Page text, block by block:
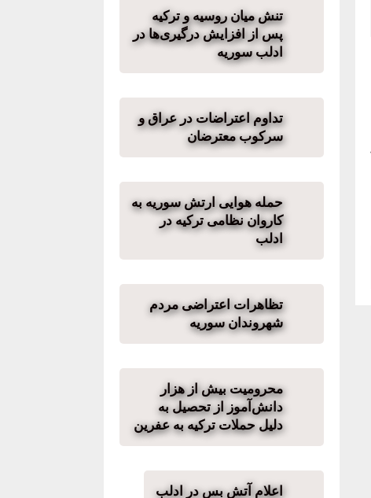
تنش میان روسیه و ترکیه
پس از افزایش درگیری‌ها در
ادلب سوریه
تداوم اعتراضات در عراق و
سرکوب معترضان
حمله هوایی ارتش سوریه به
کاروان نظامی ترکیه در
ادلب
تظاهرات اعتراضی مردم
شهروندان سوریه
محرومیت بیش از هزار
دانش‌آموز از تحصیل به
دلیل حملات ترکیه به عفرین
اعلام آتش بس در ادلب